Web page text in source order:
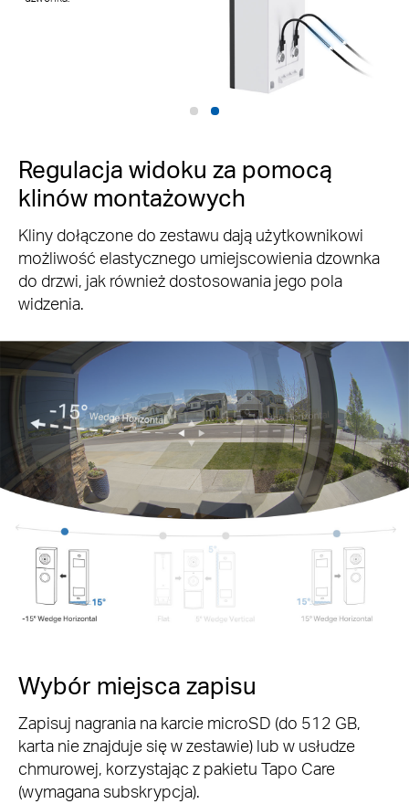
różnić w zależności od ustawień
Regulacja widoku za pomocą
klinów montażowych
Kliny dołączone do zestawu dają użytkownikowi
możliwość elastycznego umiejscowienia dzownka
do drzwi, jak również dostosowania jego pola
widzenia.
Wybór miejsca zapisu
Zapisuj nagrania na karcie microSD (do 512 GB,
karta nie znajduje się w zestawie) lub w usłudze
chmurowej, korzystając z pakietu Tapo Care
(wymagana subskrypcja).